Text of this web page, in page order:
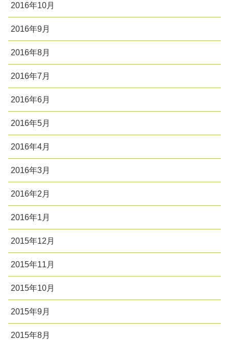
2016年10月
2016年9月
2016年8月
2016年7月
2016年6月
2016年5月
2016年4月
2016年3月
2016年2月
2016年1月
2015年12月
2015年11月
2015年10月
2015年9月
2015年8月